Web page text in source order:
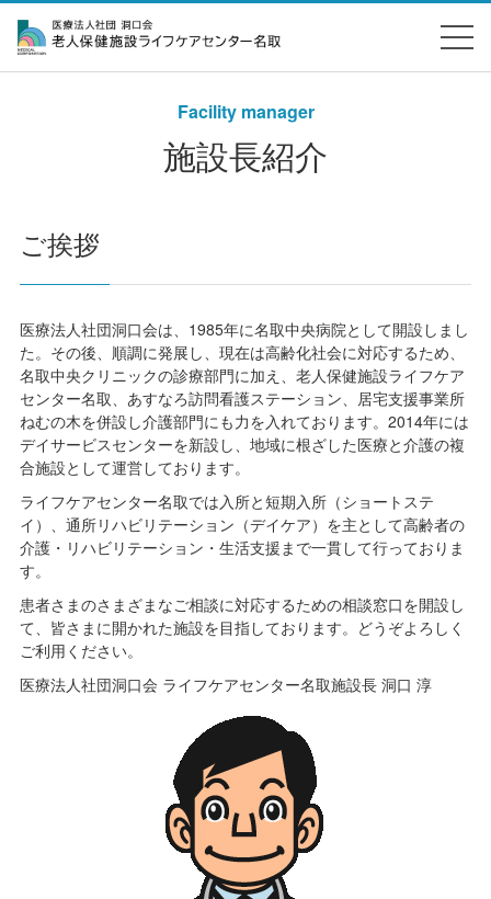
Facility manager
施設長紹介
ご挨拶
医療法人社団洞口会は、1985年に名取中央病院として開設しまし
た。その後、順調に発展し、現在は高齢化社会に対応するため、
名取中央クリニックの診療部門に加え、老人保健施設ライフケア
センター名取、あすなろ訪問看護ステーション、居宅支援事業所
ねむの木を併設し介護部門にも力を入れております。2014年には
デイサービスセンターを新設し、地域に根ざした医療と介護の複
合施設として運営しております。
ライフケアセンター名取では入所と短期入所（ショートステ
イ）、通所リハビリテーション（デイケア）を主として高齢者の
介護・リハビリテーション・生活支援まで一貫して行っておりま
す。
患者さまのさまざまなご相談に対応するための相談窓口を開設し
て、皆さまに開かれた施設を目指しております。どうぞよろしく
ご利用ください。
医療法人社団洞口会 ライフケアセンター名取施設長 洞口 淳